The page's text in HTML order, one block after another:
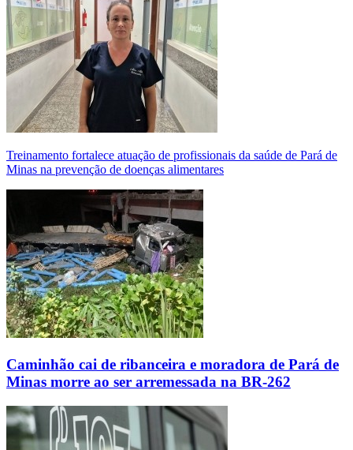
Treinamento fortalece atuação de profissionais da saúde de Pará de
Minas na prevenção de doenças alimentares
Caminhão cai de ribanceira e moradora de Pará de
Minas morre ao ser arremessada na BR-262